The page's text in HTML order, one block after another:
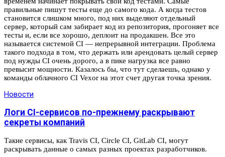
правильные пишут тесты еще до самого кода. А когда тестов
становится слишком много, под них выделяют отдельный
сервер, который сам забирает код из репозитория, прогоняет все
тесты и, если все хорошо, деплоит на продакшен. Все это
называется системой CI — непрерывной интеграции. Проблема
такого подхода в том, что держать или арендовать целый сервер
под нужды CI очень дорого, а в пике нагрузка все равно
превысит мощности. Казалось бы, что тут сделаешь, однако у
команды облачного CI Vexor на этот счет другая точка зрения.
Новости
Логи CI-сервисов по-прежнему раскрывают
секреты компаний
Такие сервисы, как Travis CI, Circle CI, GitLab CI, могут
раскрывать данные о самых разных проектах разработчиков.